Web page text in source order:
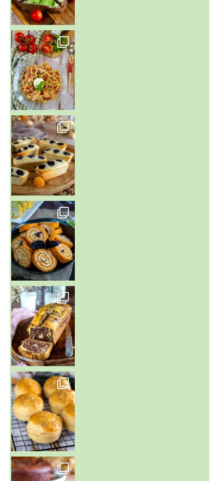
~ SALADE DE PÂTES AUX DEUX TOMATES THON ET BURRA
~ FINANCIERS MYRTILLES ET CITRON ~
Aujourd'hu
~ BUNS MAISON ~
Un peu de boulange par ici au
~ GÂTEAU FONDANT CHOCO NOISETTE ~
C'est lundi